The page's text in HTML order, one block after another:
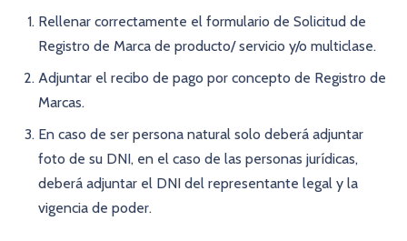
Rellenar correctamente el formulario de Solicitud de
Registro de Marca de producto/ servicio y/o multiclase.
Adjuntar el recibo de pago por concepto de Registro de
Marcas.
En caso de ser persona natural solo deberá adjuntar
foto de su DNI, en el caso de las personas jurídicas,
deberá adjuntar el DNI del representante legal y la
vigencia de poder.